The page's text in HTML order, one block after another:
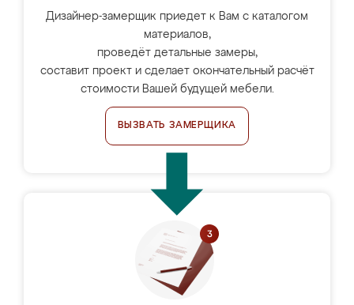
Дизайнер-замерщик приедет к Вам с каталогом
материалов,
проведёт детальные замеры,
составит проект и сделает окончательный расчёт
стоимости Вашей будущей мебели.
ВЫЗВАТЬ ЗАМЕРЩИКА